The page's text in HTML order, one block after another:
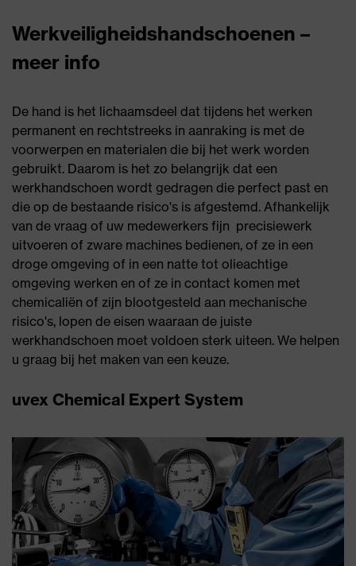
Werkveiligheidshandschoenen –
meer info
De hand is het lichaamsdeel dat tijdens het werken
permanent en rechtstreeks in aanraking is met de
voorwerpen en materialen die bij het werk worden
gebruikt. Daarom is het zo belangrijk dat een
werkhandschoen wordt gedragen die perfect past en
die op de bestaande risico's is afgestemd. Afhankelijk
van de vraag of uw medewerkers fijn precisiewerk
uitvoeren of zware machines bedienen, of ze in een
droge omgeving of in een natte tot olieachtige
omgeving werken en of ze in contact komen met
chemicaliën of zijn blootgesteld aan mechanische
risico's, lopen de eisen waaraan de juiste
werkhandschoen moet voldoen sterk uiteen. We helpen
u graag bij het maken van een keuze.
uvex Chemical Expert System